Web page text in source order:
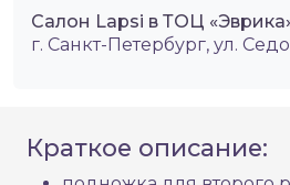
Салон Lapsi в ТОЦ
г. Санкт-Петербург, ул.
Краткое описание: